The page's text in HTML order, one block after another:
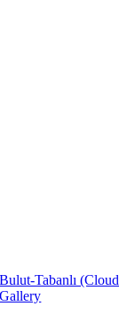
Bulut-Tabanlı
Gallery